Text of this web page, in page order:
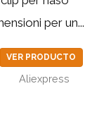
per un...
VER PRODUCTO
Aliexpress